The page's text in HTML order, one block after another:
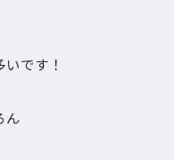
です！
ん